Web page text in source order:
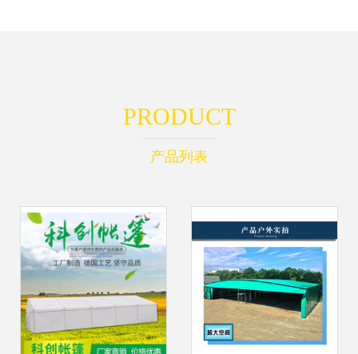
PRODUCT
产品列表